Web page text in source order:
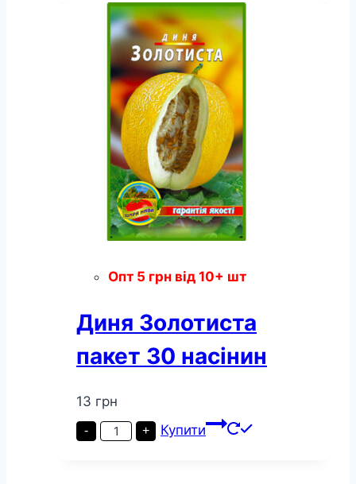
пакет
30
насінин
кількість
Опт 5 грн від 10+ шт
Диня Золотиста
пакет 30 насінин
13 грн
-
Диня
Золотиста
+ Купити